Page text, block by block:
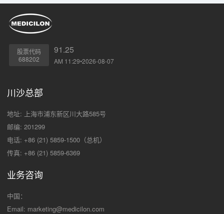
股票代码
688202
91.25
AM 11:29•2026-08-07
川沙总部
地址: 上海市浦东新区川大路585号
邮编: 201299
电话: +86 (21) 5859-1500（总机）
传真: +86 (21) 5859-6369
业务咨询
中国：
Email: marketing@medicilon.com